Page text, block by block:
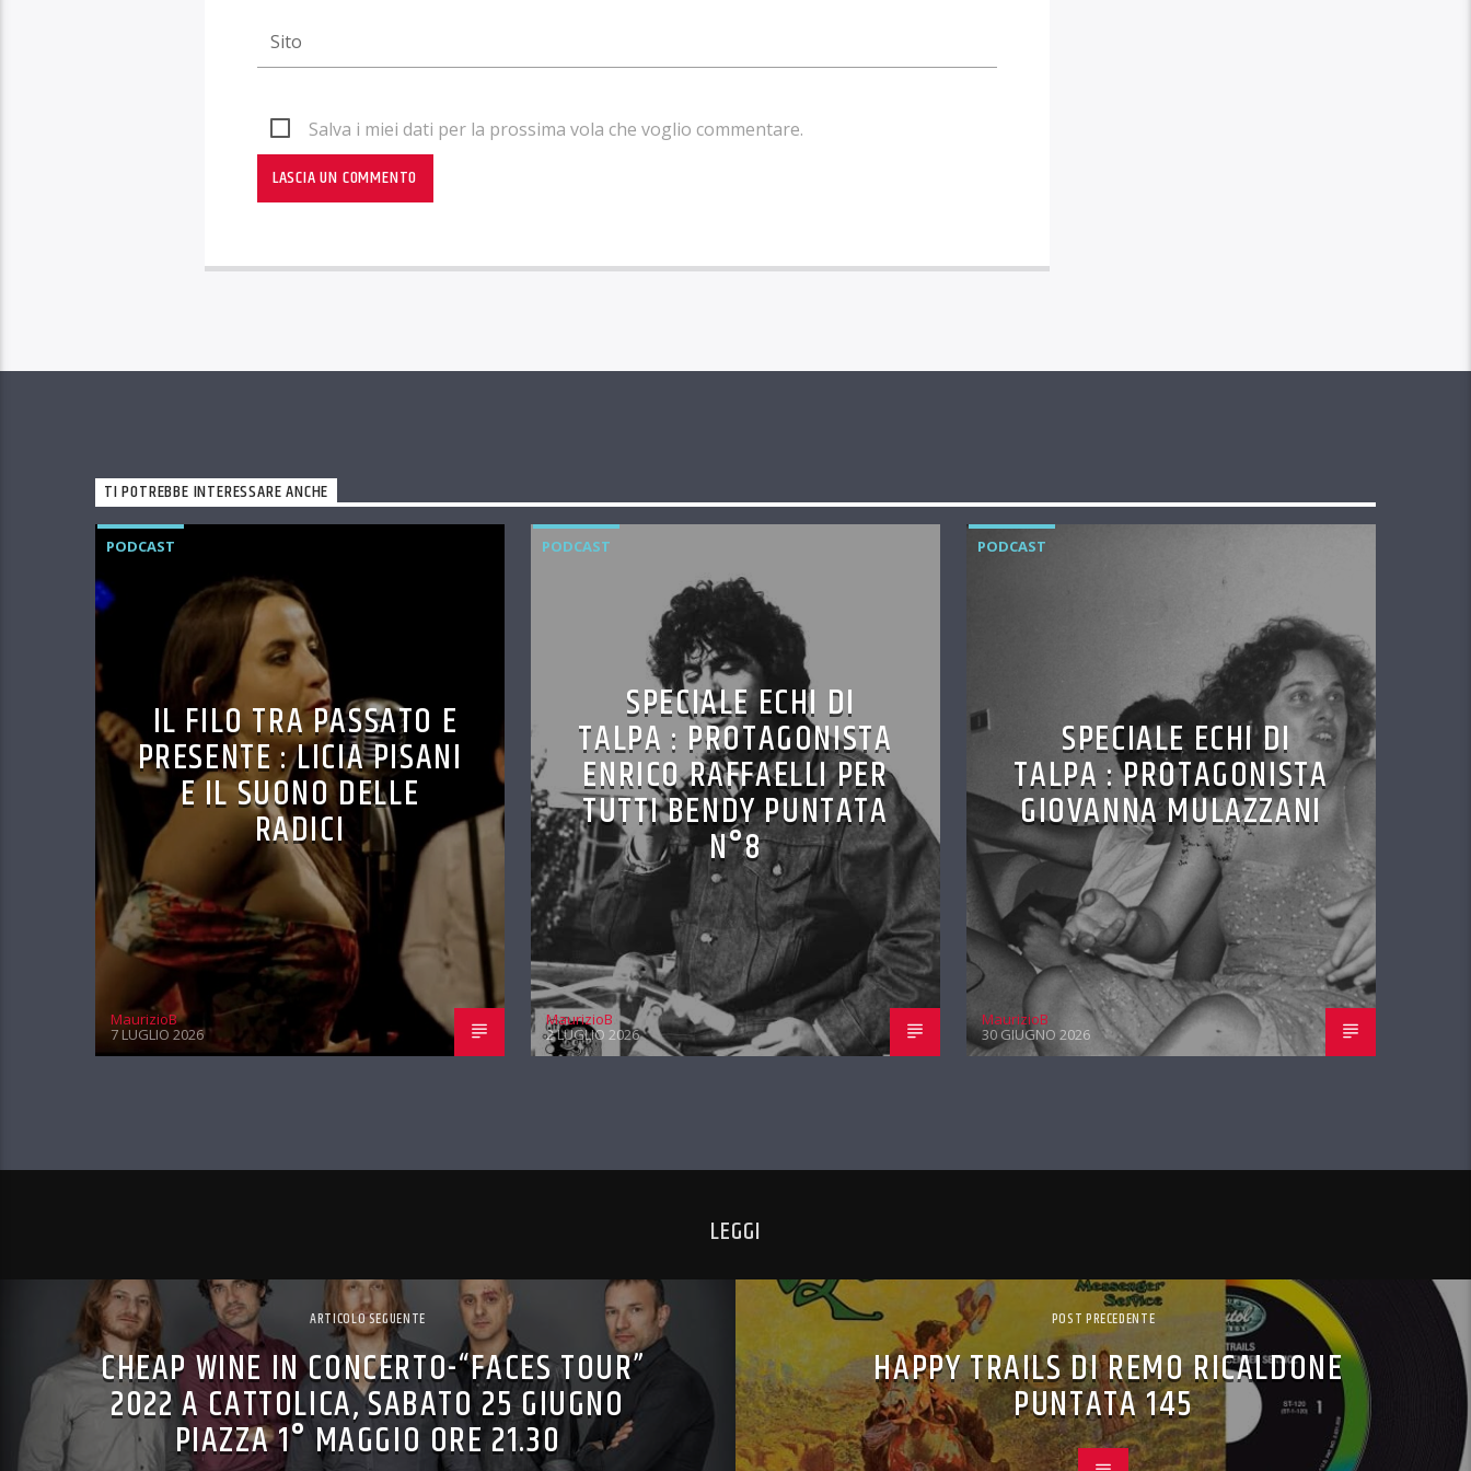
Salva i miei dati per la prossima vola che voglio commentare.
TI POTREBBE INTERESSARE ANCHE
PODCAST
IL FILO TRA PASSATO E
PRESENTE : LICIA PISANI
E IL SUONO DELLE
RADICI
MaurizioB
7 LUGLIO 2026
PODCAST
SPECIALE ECHI DI
TALPA : PROTAGONISTA
ENRICO RAFFAELLI PER
TUTTI BENDY PUNTATA
N°8
MaurizioB
2 LUGLIO 2026
PODCAST
SPECIALE ECHI DI
TALPA : PROTAGONISTA
GIOVANNA MULAZZANI
MaurizioB
30 GIUGNO 2026
LEGGI
ARTICOLO SEGUENTE
CHEAP WINE IN CONCERTO-“FACES TOUR”
2022 A CATTOLICA, SABATO 25 GIUGNO
PIAZZA 1° MAGGIO ORE 21.30
POST PRECEDENTE
HAPPY TRAILS DI REMO RICALDONE
PUNTATA 145